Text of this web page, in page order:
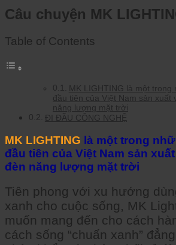
Câu chuyện MK
Table of Contents
MK LIGHTING là một trong
đầu tiên của Việt Nam sản xuất
năng lượng mặt trời
ĐI ĐẦU CÔNG NGHỆ
MK LIGHTING là một trong
đầu tiên của Việt Nam sản
đèn năng lượng mặt trời
Tiên phong với xu hướng
xanh cho cuộc sống, MK
muốn mang đến cho cách
cách sống “chuẩn xanh”